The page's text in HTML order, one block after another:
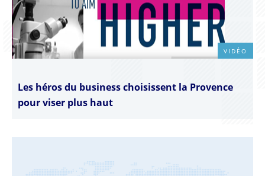
VIDÉO
Les héros du business choisissent la Provence
pour viser plus haut